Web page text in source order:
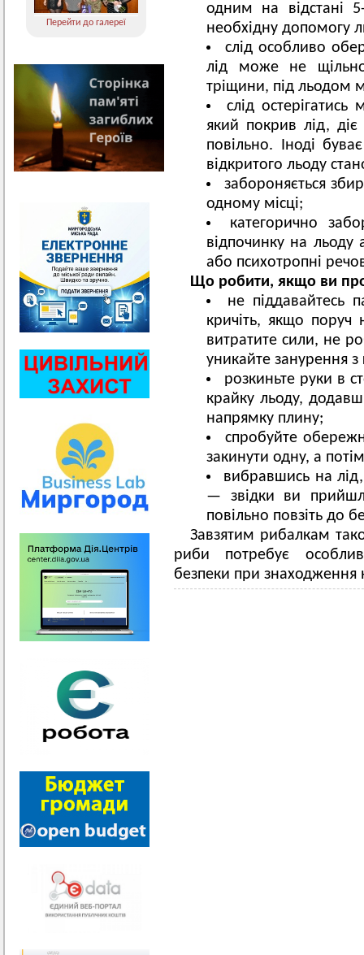
Перейти до галереї
одним на відстані
необхідну допомогу
слід особливо
лід може не
тріщини, під льодом
слід
який покрив лід, діє
повільно. Іноді
відкритого льоду
забороняється
одному місці;
категорично
відпочинку на льоду
або психотропні
Що робити, якщо ви
не піддавайтесь
кричіть, якщо
витратите сили, не
уникайте занурення
розкиньте руки в
крайку льоду,
напрямку плину;
спробуйте
закинути одну, а
вибравшись на лід,
— звідки ви
повільно повзіть до
Завзятим рибалкам
риби потребує
безпеки при знаходження